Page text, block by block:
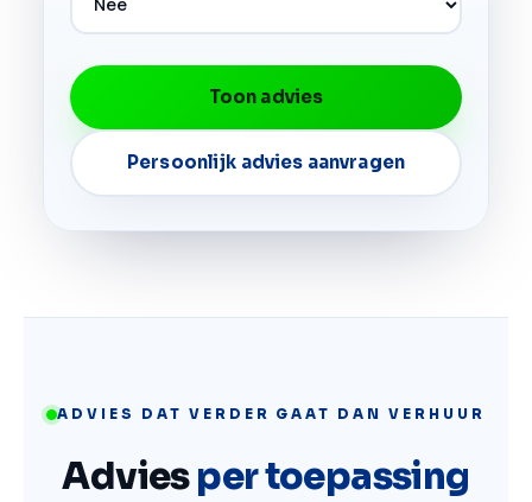
Toon advies
Persoonlijk advies aanvragen
ADVIES DAT VERDER GAAT DAN VERHUUR
Adviesper toepassing